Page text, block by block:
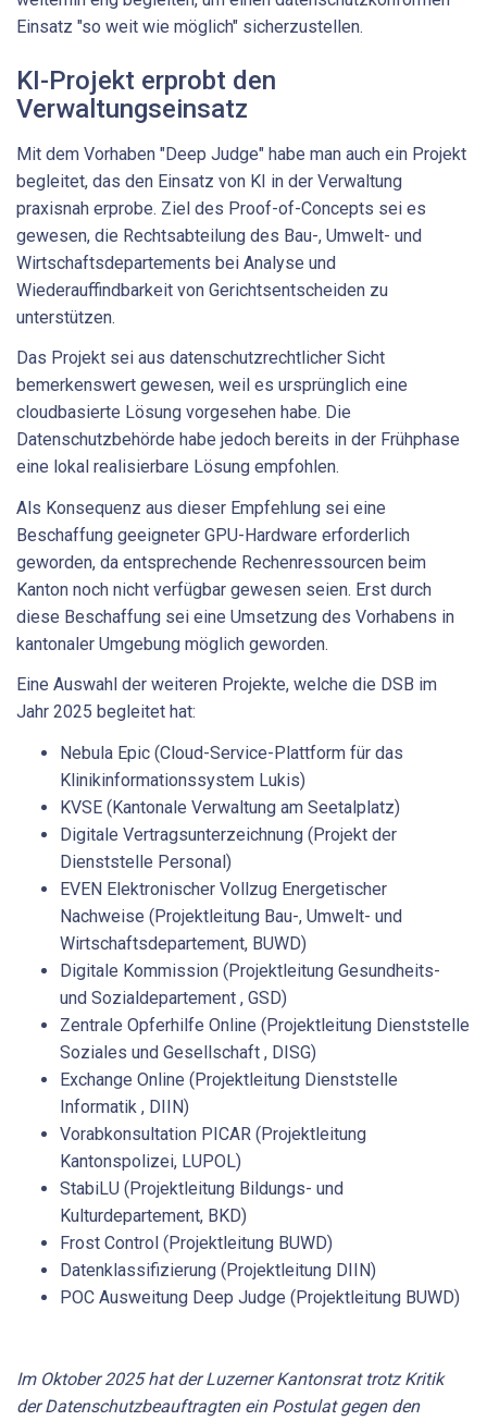
Einsatz "so weit wie möglich" sicherzustellen.
KI-Projekt erprobt den
Verwaltungseinsatz
Mit dem Vorhaben "Deep Judge" habe man auch ein Projekt
begleitet, das den Einsatz von KI in der Verwaltung
praxisnah erprobe. Ziel des Proof-of-Concepts sei es
gewesen, die Rechtsabteilung des Bau-, Umwelt- und
Wirtschaftsdepartements bei Analyse und
Wiederauffindbarkeit von Gerichtsentscheiden zu
unterstützen.
Das Projekt sei aus datenschutzrechtlicher Sicht
bemerkenswert gewesen, weil es ursprünglich eine
cloudbasierte Lösung vorgesehen habe. Die
Datenschutzbehörde habe jedoch bereits in der Frühphase
eine lokal realisierbare Lösung empfohlen.
Als Konsequenz aus dieser Empfehlung sei eine
Beschaffung geeigneter GPU-Hardware erforderlich
geworden, da entsprechende Rechenressourcen beim
Kanton noch nicht verfügbar gewesen seien. Erst durch
diese Beschaffung sei eine Umsetzung des Vorhabens in
kantonaler Umgebung möglich geworden.
Eine Auswahl der weiteren Projekte, welche die DSB im
Jahr 2025 begleitet hat:
Nebula Epic (Cloud-Service-Plattform für das
Klinikinformationssystem Lukis)
KVSE (Kantonale Verwaltung am Seetalplatz)
Digitale Vertragsunterzeichnung (Projekt der
Dienststelle Personal)
EVEN Elektronischer Vollzug Energetischer
Nachweise (Projektleitung Bau-, Umwelt- und
Wirtschaftsdepartement, BUWD)
Digitale Kommission (Projektleitung Gesundheits-
und Sozialdepartement , GSD)
Zentrale Opferhilfe Online (Projektleitung Dienststelle
Soziales und Gesellschaft , DISG)
Exchange Online (Projektleitung Dienststelle
Informatik , DIIN)
Vorabkonsultation PICAR (Projektleitung
Kantonspolizei, LUPOL)
StabiLU (Projektleitung Bildungs- und
Kulturdepartement, BKD)
Frost Control (Projektleitung BUWD)
Datenklassifizierung (Projektleitung DIIN)
POC Ausweitung Deep Judge (Projektleitung BUWD)
Im Oktober 2025 hat der Luzerner Kantonsrat trotz Kritik
der Datenschutzbeauftragten ein Postulat gegen den